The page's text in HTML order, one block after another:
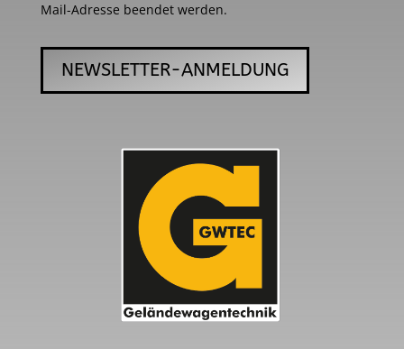
Mail-Adresse beendet werden.
NEWSLETTER-ANMELDUNG